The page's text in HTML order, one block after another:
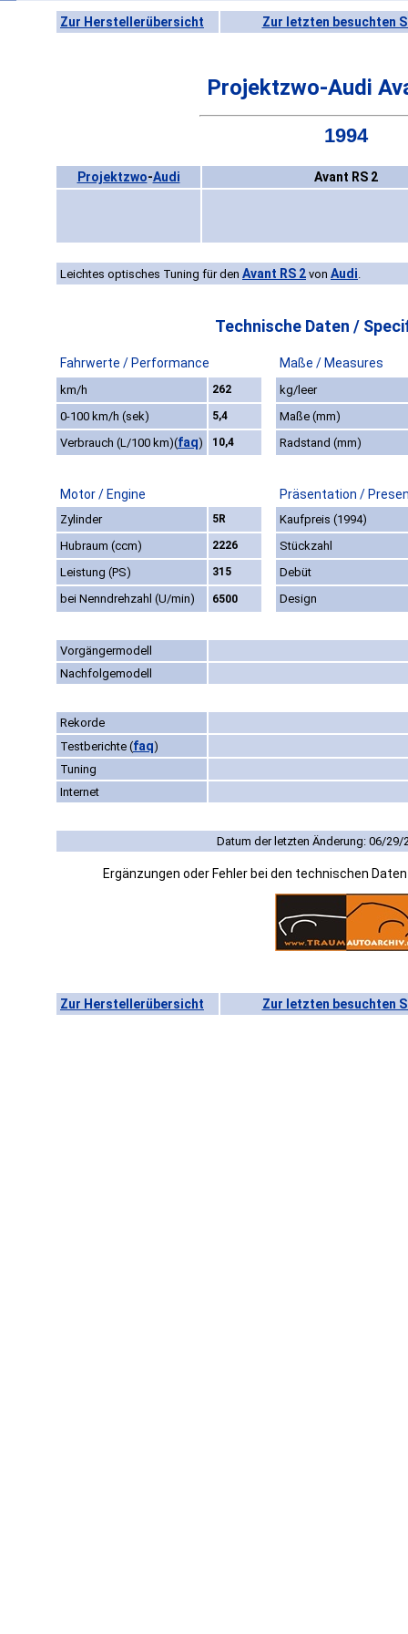
Zur Herstellerübersicht Zur letzten besuchten
Projektzwo-Audi
1994
Projektzwo-Audi Avant RS 2
Leichtes optisches Tuning für den Avant RS 2 von Audi.
Technische Daten /
Fahrwerte / Performance Maße / Measures
km/h 262
kg/leer
0-100 km/h (sek)
5,4
Maße (mm)
Verbrauch (L/100 km)(faq) 10,4 Radstand (mm)
Motor / Engine Präsentation /
Zylinder 5R
Kaufpreis (1994)
Hubraum (ccm)
2226
Stückzahl
Leistung (PS)
315
Debüt
bei Nenndrehzahl (U/min)
6500 Design
Vorgängermodell
Nachfolgemodell
Rekorde
Testberichte (faq)
Tuning
Internet
Datum der letzten Änderung: 06/29/
Ergänzungen oder Fehler bei den technischen
Zur Herstellerübersicht Zur letzten besuchten